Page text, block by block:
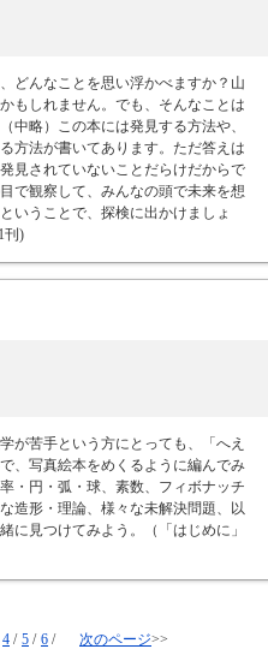
どんなことを思い浮かべますか？山
もしれません。でも、そんなことは
中略）この本には発見する方法や、
方法が書いてあります。ただ答えは
見されていないことだらけだからで
で観察して、みんなの頭で未来を想
いうことで、探検に出かけましょ
刊)
が苦手という方にとっても、「へえ
、写真絵本をめくるように編んでみ
・円・弧・球、素数、フィボナッチ
造形・理論、様々な未解決問題、以
に見つけてみよう。（「はじめに」
4 / 5 / 6 / 次のページ>>